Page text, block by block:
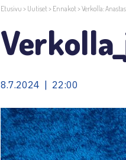
Etusivu > Uutiset> Ennakot>Verkolla:
8.7.2024 | 22:00